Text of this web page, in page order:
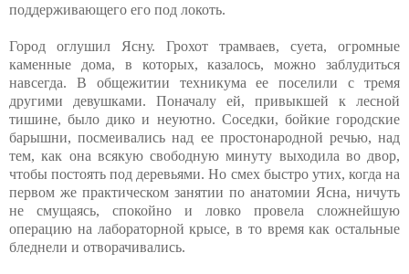
поддерживающего его под локоть.
Город оглушил Ясну. Грохот трамваев, суета, огромные
каменные дома, в которых, казалось, можно заблудиться
навсегда. В общежитии техникума ее поселили с тремя
другими девушками. Поначалу ей, привыкшей к лесной
тишине, было дико и неуютно. Соседки, бойкие городские
барышни, посмеивались над ее простонародной речью, над
тем, как она всякую свободную минуту выходила во двор,
чтобы постоять под деревьями. Но смех быстро утих, когда на
первом же практическом занятии по анатомии Ясна, ничуть
не смущаясь, спокойно и ловко провела сложнейшую
операцию на лабораторной крысе, в то время как остальные
бледнели и отворачивались.